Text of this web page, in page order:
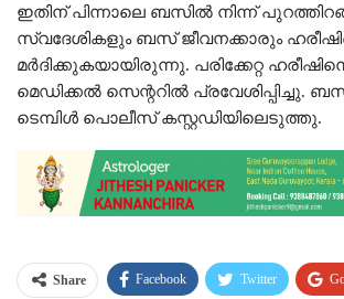
ഇതിന് പിന്നാലെ ബസിൽ നിന്ന്
സ്വദേശികളും ബസ് ജീവനക്കാരും
മർദിക്കുകയായിരുന്നു. പരിക്കേറ്റ
മെഡിക്കൽ സെന്ററിൽ
ടെമ്പിൾ പൊലീസ് കസ്റ്റഡിയിലെടുത്തു.
Share Facebook Twitter